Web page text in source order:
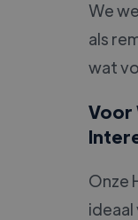
We
als
wat
Voor
Onze